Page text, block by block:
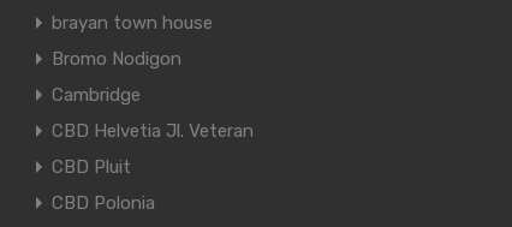
brayan town house
Bromo Nodigon
Cambridge
CBD Helvetia Jl. Veteran
CBD Pluit
CBD Polonia